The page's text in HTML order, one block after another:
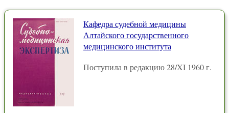
Кафедра судебной медицины
Алтайского государственного
медицинского института
Поступила в редакцию 28/XI 1960 г.